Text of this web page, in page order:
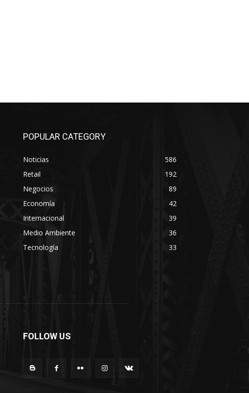
POPULAR CATEGORY
Noticias
586
Retail
192
Negocios
89
Economía
42
Internacional
39
Medio Ambiente
36
Tecnología
33
FOLLOW US